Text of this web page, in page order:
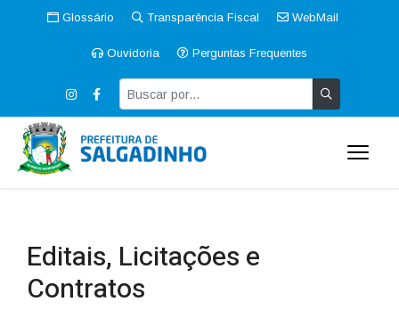
Glossário Transparência Fiscal WebMail
Ouvidoria Perguntas Frequentes
Editais, Licitações e
Contratos